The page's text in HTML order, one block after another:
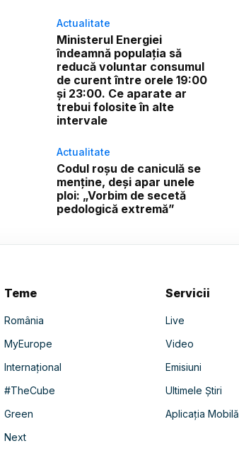
Actualitate
Ministerul Energiei
îndeamnă populația să
reducă voluntar consumul
de curent între orele 19:00
și 23:00. Ce aparate ar
trebui folosite în alte
intervale
Actualitate
Codul roșu de caniculă se
menține, deși apar unele
ploi: „Vorbim de secetă
pedologică extremă”
Teme
România
MyEurope
Internațional
#TheCube
Green
Next
Servicii
Live
Video
Emisiuni
Ultimele Știri
Aplicația Mobilă